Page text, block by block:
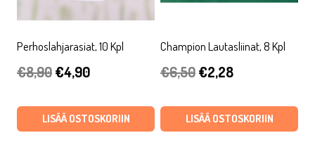
Perhoslahjarasiat, 10 Kpl
€8,90Alkuperäinen
oli:
€4,90Nykyinen
on:
LISÄÄ OSTOSKORIIN
Champion Lautasliinat, 8 Kpl
€6,50Alkuperäinen
oli:
€2,28Nykyinen
on:
LISÄÄ OSTOSKORIIN